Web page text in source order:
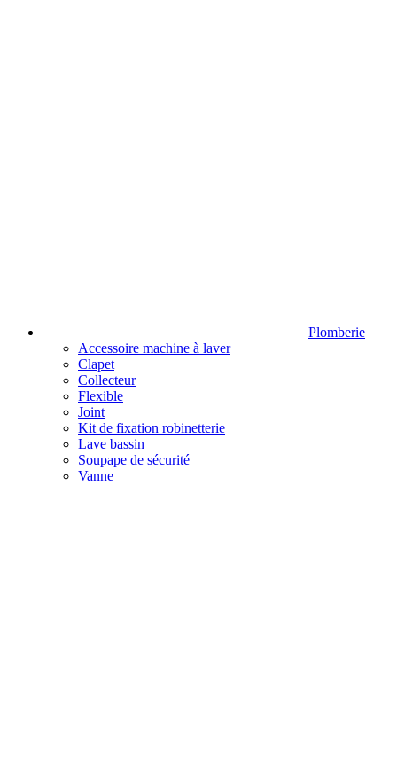
Plomberie
Accessoire machine à laver
Clapet
Collecteur
Flexible
Joint
Kit de fixation robinetterie
Lave bassin
Soupape de sécurité
Vanne